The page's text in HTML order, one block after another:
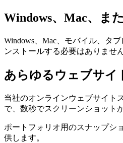
Windows、Mac、ま
Windows、Mac、モバイル、タ
ンストールする必要はありませ
あらゆるウェブサイ
当社のオンラインウェブサイト
で、数秒でスクリーンショット
ポートフォリオ用のスナップシ
供します。